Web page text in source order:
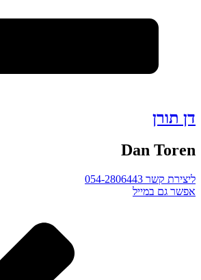
דן תורן
Dan Toren
ליצירת קשר 054-2806443
אפשר גם במייל